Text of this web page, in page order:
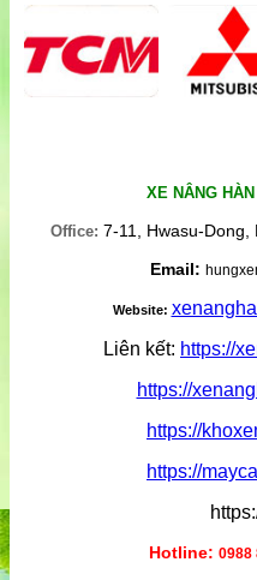
XE NÂNG
Office: 7-11, Hwasu-Dong,
Email:
Website:
Liên kết: https://
https://
https://
https://
Hotline: 0988